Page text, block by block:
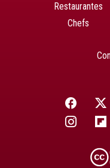
Restaurantes
Chefs